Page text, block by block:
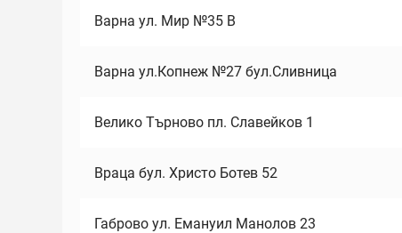
Варна ул. Мир №35 В
Варна ул.Копнеж №27 бул.Сливница
Велико Търново пл. Славейков 1
Враца бул. Христо Ботев 52
Габрово ул. Емануил Манолов 23